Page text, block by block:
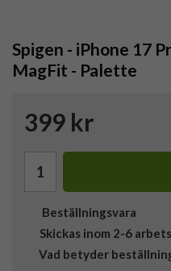
Spigen - iPhone 17
MagFit - Palette
399 kr
Beställningsvara
Skickas inom 2-6
Vad betyder